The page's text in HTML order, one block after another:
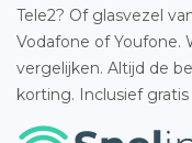
Tele2? Of glasvezel
Vodafone of Youfone.
vergelijken. Altijd de
korting. Inclusief